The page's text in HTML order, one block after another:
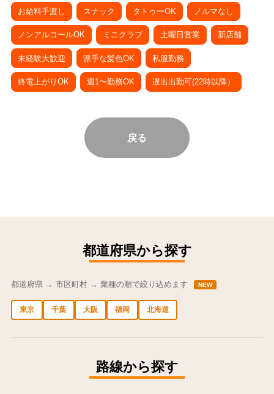
お給料手渡し スナック タトゥーOK ノルマなし
ノンアルコールOK ミニクラブ 土曜日営業 新店舗
未経験大歓迎 派手な髪色OK 私服勤務
終電上がりOK 週1〜勤務OK 遅出出勤可(22時以降）
戻る
都道府県から探す
都道府県 → 市区町村 → 業種の順で絞り込めます NEW
東京 千葉 大阪 福岡 北海道
路線から探す